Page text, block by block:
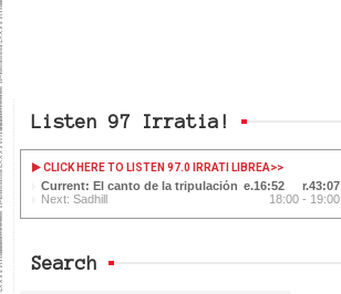
Listen 97 Irratia!
CLICK HERE TO LISTEN 97.0 IRRATI LIBREA>>
Current: El canto de la tripulación 16:53
43:06
Next: Sadhill
18:00 - 19:00
Search